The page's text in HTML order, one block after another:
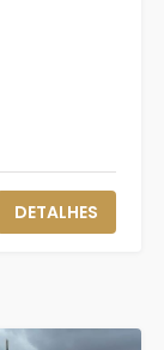
DETALHES